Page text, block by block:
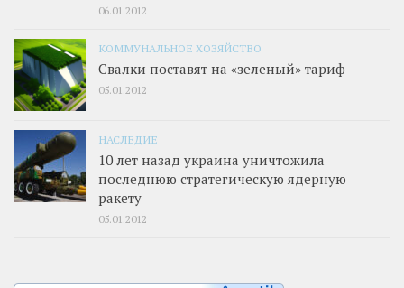
06.01.2012
КОММУНАЛЬНОЕ ХОЗЯЙСТВО
Свалки поставят на «зеленый» тариф
05.01.2012
НАСЛЕДИЕ
10 лет назад украина уничтожила
последнюю стратегическую ядерную
ракету
05.01.2012